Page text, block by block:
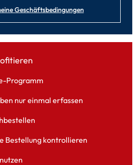
Geschäftsbedingungen
Programm
nur einmal erfassen
Bestellung kontrollieren